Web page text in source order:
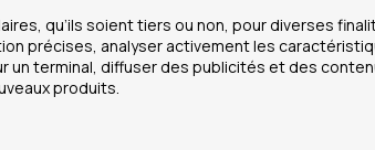
qu’ils soient tiers ou non, pour diverses
précises, analyser activement les
terminal, diffuser des publicités et des
produits.
Cookies
Mentions légales
Données personnelles